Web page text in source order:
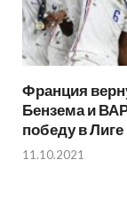
Франция
Бензема и
победу в
11.10.2021